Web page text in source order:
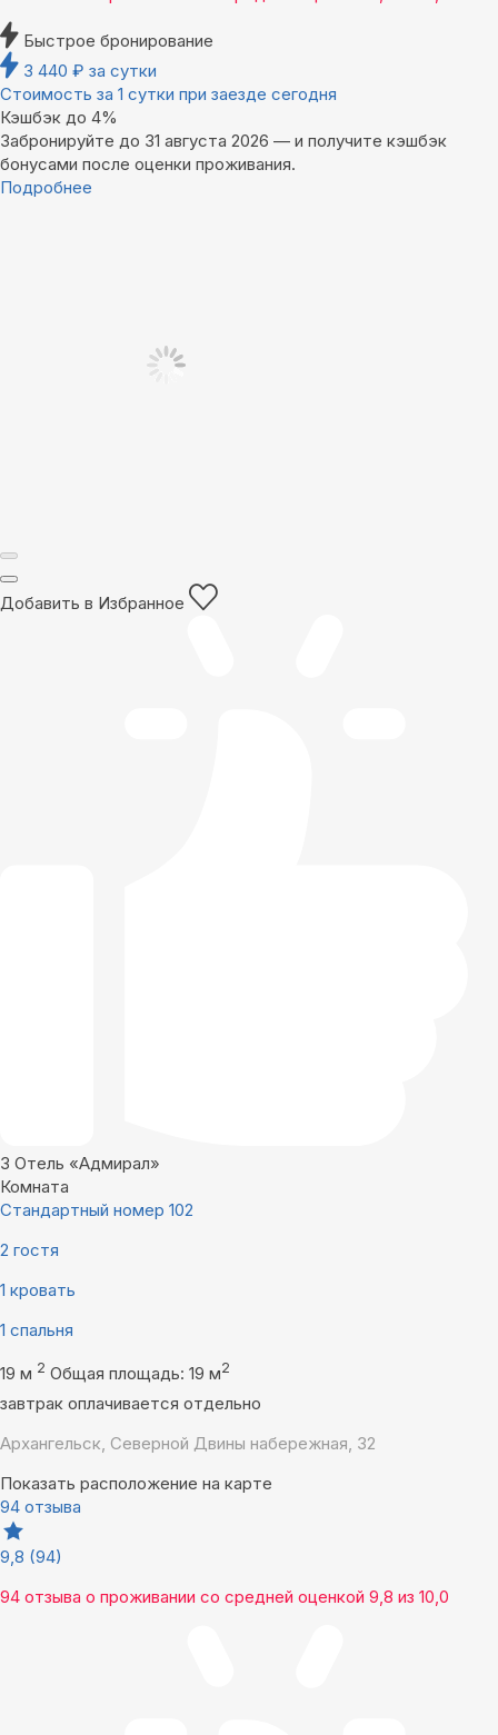
Быстрое бронирование
3 440 ₽ за сутки
Стоимость за 1 сутки при заезде сегодня
Кэшбэк до 4%
Забронируйте до 31 августа 2026 — и получите кэшбэк
бонусами после оценки проживания.
Подробнее
Добавить в Избранное
3 Отель «Адмирал»
Комната
Стандартный номер 102
2 гостя
1 кровать
1 спальня
19 м 2 Общая площадь: 19 м2
завтрак оплачивается отдельно
Архангельск, Северной Двины набережная, 32
Показать расположение на карте
94 отзыва
9,8 (94)
94 отзыва о проживании со средней оценкой 9,8 из 10,0